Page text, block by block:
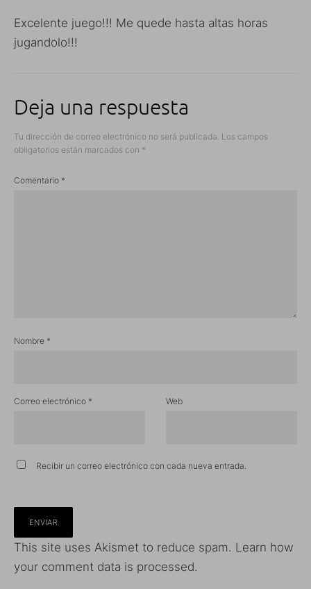
Excelente juego!!! Me quede hasta altas horas
jugandolo!!!
Deja una respuesta
Tu dirección de correo electrónico no será publicada. Los campos
obligatorios están marcados con *
Comentario *
Nombre *
Correo electrónico * Web
Recibir un correo electrónico con cada nueva entrada.
This site uses Akismet to reduce spam. Learn how
your comment data is processed.